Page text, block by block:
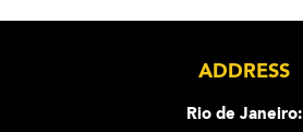
ADDRESS
Rio de Janeiro: